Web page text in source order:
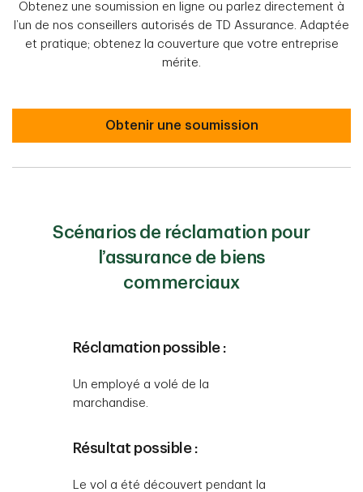
Obtenez une soumission en ligne ou parlez directement à
l’un de nos conseillers autorisés de TD Assurance. Adaptée
et pratique; obtenez la couverture que votre entreprise
mérite.
Obtenir une soumission
Scénarios de réclamation pour
l’assurance de biens
commerciaux
Réclamation possible :
Un employé a volé de la
marchandise.
Résultat possible :
Le vol a été découvert pendant la